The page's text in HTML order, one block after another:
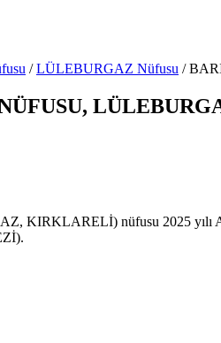
/ LÜLEBURGAZ Nüfusu /
KIRKLARELİ) nüfusu 2025 yılı